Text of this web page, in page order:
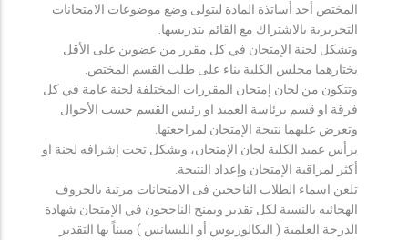
المختص أحد أساتذة المادة ليتولى وضع موضوعات الامتحانات
التحريرية بالاشتراك مع القائم بتدريسها.
وتشكل لجنة الإمتحان في كل مقرر من عضوين على الأقل
يختارهما مجلس الكلية بناء على طلب القسم المختص.
وتتكون من لجان إمتحان المقررات المختلفة لجنة عامة في كل
فرقة او قسم برئاسة العميد او رئيس القسم حسب الأحوال
وتعرض عليهما نتيجة الإمتحان لمراجعتها.
يرأس عميد الكلية لجان الإمتحان، ويشكل تحت إشرافه لجنة او
أكثر لمراقبة الإمتحان وإعداد النتيجة.
تلعن اسماء الطلاب الناجحين فى الامتحانات مرتبة بالحروف
الهجائيه بالنسبة لكل تقدير ويمنح الناجحون في الإمتحان شهادة
الدرجة العلمية ( البكالوريوس أو الليسانس ) مبيناً بها التقدير